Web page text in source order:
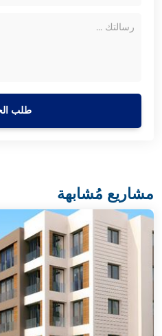
طلب
مشاريع مُشابهة